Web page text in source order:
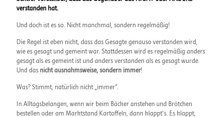
verstanden hat.
Und doch ist es so. Nicht manchmal, sondern regelmäßig!
Die Regel ist eben nicht, dass das Gesagte genauso verstanden wird,
wie es gesagt und gemeint war. Stattdessen wird es regelmäßig anders
gesagt als es gemeint ist und anders verstanden als es gesagt wurde.
Und das nicht ausnahmsweise, sondern immer!
Was? Stimmt, natürlich nicht „immer“.
In Alltagsbelangen, wenn wir beim Bäcker anstehen und Brötchen
bestellen oder am Marktstand Kartoffeln, dann klappt’s. Es klappt,